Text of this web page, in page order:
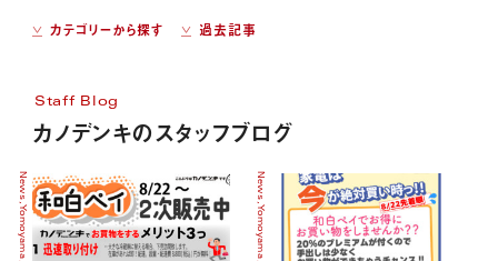
カテゴリーから探す 過去記事
Staff Blog
カノデンキのスタッフブログ
News
Yomoyama
News
Yomoyama